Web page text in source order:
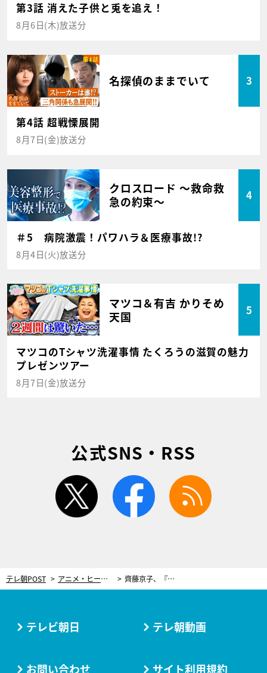
第3話 消えた子供と兎を追え！
8月6日(木)放送分
名探偵のままでいて 3
第4話 超戦慄展開
8月7日(金)放送分
クロスロード ～救命救
急の約束～
4
＃5 病院激震！パワハラ＆医療事故!?
8月4日(火)放送分
マツコ＆有吉 かりそめ
天国
5
マツコのTシャツ洗濯事情 たくろうの滋賀の魅力
プレゼンツアー
8月7日(金)放送分
公式SNS・RSS
twitter facebook
テレ朝POST アニメ・ヒーロー 齊藤京子、『ドラえもん誕生日スペシャル』ゲスト声優に決定！吟遊詩人役で歌を披露
テレビ朝日 テレ朝動画
お問い合わせ サイト利用規約